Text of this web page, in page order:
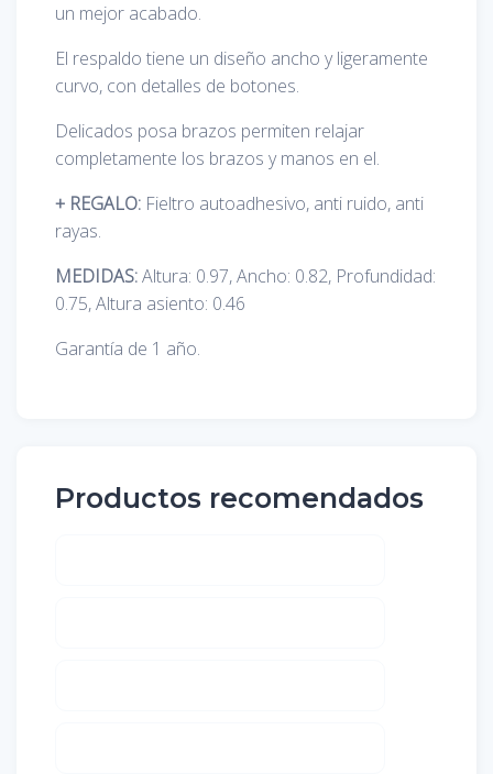
un mejor acabado.
El respaldo tiene un diseño ancho y ligeramente
curvo, con detalles de botones.
Delicados posa brazos permiten relajar
completamente los brazos y manos en el.
+ REGALO: Fieltro autoadhesivo, anti ruido, anti
rayas.
MEDIDAS:Altura: 0.97, Ancho: 0.82, Profundidad:
0.75, Altura asiento: 0.46
Garantía de 1 año.
Productos recomendados